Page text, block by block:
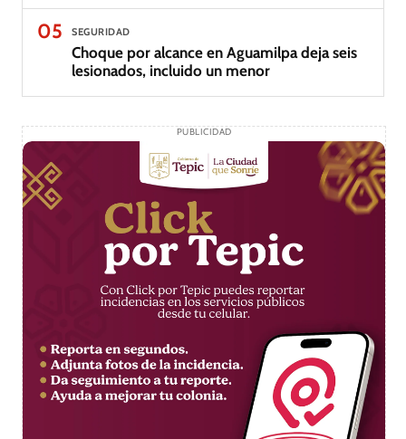
05 SEGURIDAD
Choque por alcance en Aguamilpa deja seis
lesionados, incluido un menor
PUBLICIDAD